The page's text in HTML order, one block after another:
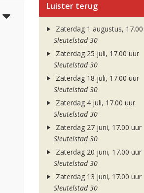
Luister terug
Zaterdag 1 augustus,
Sleutelstad 30
Zaterdag 25 juli, 17.00 uur
Sleutelstad 30
Zaterdag 18 juli, 17.00 uur
Sleutelstad 30
Zaterdag 4 juli, 17.00 uur
Sleutelstad 30
Zaterdag 27 juni, 17.00 uur
Sleutelstad 30
Zaterdag 20 juni, 17.00 uur
Sleutelstad 30
Zaterdag 13 juni, 17.00 uur
Sleutelstad 30